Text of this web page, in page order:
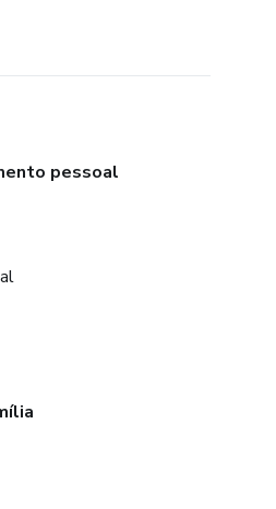
pessoal